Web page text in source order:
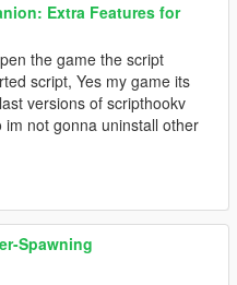
Extra Features for
the game the script
script, Yes my game its
versions of scripthookv
not gonna uninstall other
Spawning